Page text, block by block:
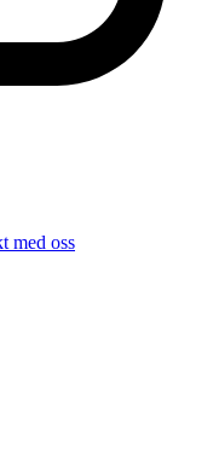
med oss